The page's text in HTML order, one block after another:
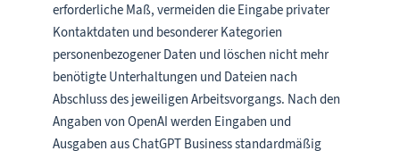
erforderliche Maß, vermeiden die Eingabe privater
Kontaktdaten und besonderer Kategorien
personenbezogener Daten und löschen nicht mehr
benötigte Unterhaltungen und Dateien nach
Abschluss des jeweiligen Arbeitsvorgangs. Nach den
Angaben von OpenAI werden Eingaben und
Ausgaben aus ChatGPT Business standardmäßig